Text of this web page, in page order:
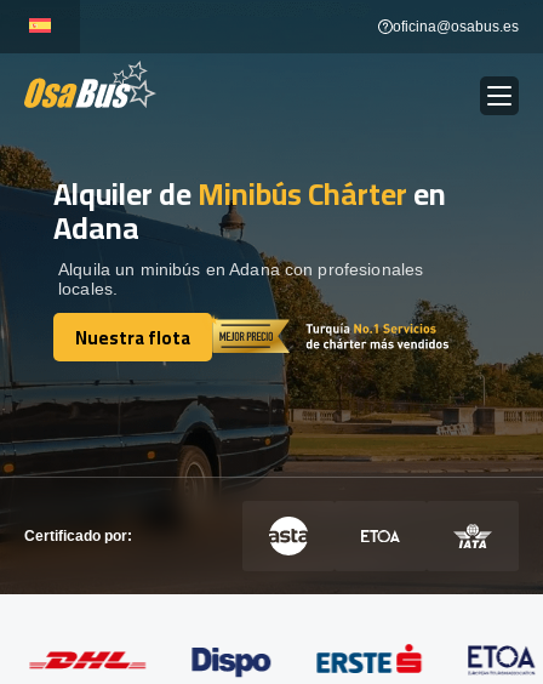
content
oficina@osabus.es
ALQUILER DE AUTOCARES Show dropdown
DESTINOS
RECORRIDAS Show dropdown
Alquiler deMinibús Chárteren
Adana
Alquila un minibús en Adana con profesionales
locales.
Nuestra flota
Nuestra flota
Certificado por: